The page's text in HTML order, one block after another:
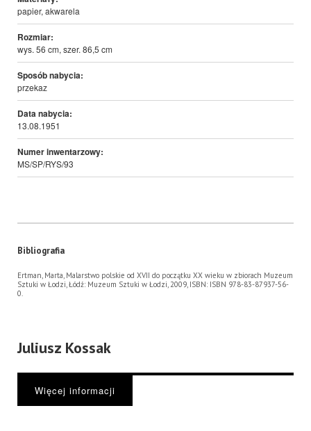
papier, akwarela
Rozmiar:
wys. 56 cm, szer. 86,5 cm
Sposób nabycia:
przekaz
Data nabycia:
13.08.1951
Numer inwentarzowy:
MS/SP/RYS/93
Bibliografia
Ertman, Marta, Malarstwo polskie od XVII do początku XX wieku w zbiorach Muzeum
Sztuki w Łodzi, Łódź: Muzeum Sztuki w Łodzi, 2009, ISBN: ISBN 978-83-87937-56-
0.
Juliusz Kossak
Więcej informacji